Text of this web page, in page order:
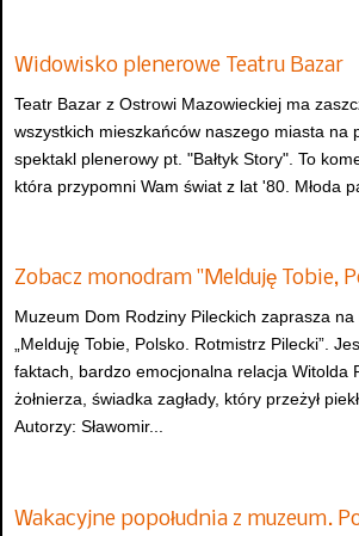
Widowisko plenerowe Teatru Bazar
Teatr Bazar z Ostrowi Mazowieckiej ma
wszystkich mieszkańców naszego miasta na
spektakl plenerowy pt. "Bałtyk Story". To
która przypomni Wam świat z lat '80. Młoda
Zobacz monodram "Melduję Tobie,
Muzeum Dom Rodziny Pileckich zaprasza
„Melduję Tobie, Polsko. Rotmistrz Pilecki”.
faktach, bardzo emocjonalna relacja Witolda
żołnierza, świadka zagłady, który przeżył
Autorzy: Sławomir...
Wakacyjne popołudnia z muzeum.